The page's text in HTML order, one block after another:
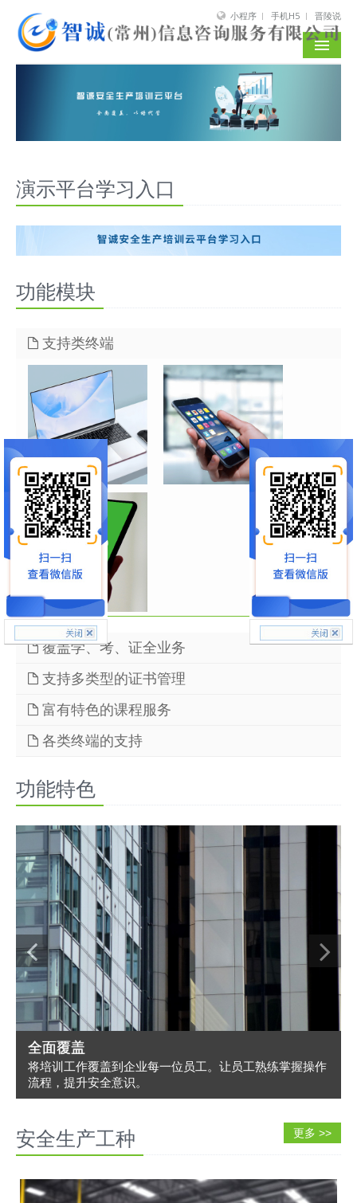
小程序 手机H5 晋陵说
演示平台学习入口
功能模块
支持类终端
覆盖学、考、证全业务
支持多类型的证书管理
1）前台一体机打印（同时支持局域网以及公网）
3）学员前台网页打印（二维码验证真伪）
富有特色的课程服务
1）精品课件，品质卓越
3）逐渐成长的师资库
4）卓越的课程合作伙伴
各类终端的支持
功能特色
全面覆盖
将培训工作覆盖到企业每一位员工。让员工熟练掌握操作
流程，提升安全意识。
安全生产工种 更多 >>